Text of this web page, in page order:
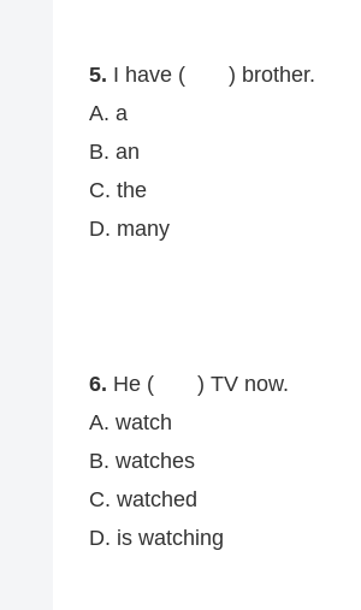
5. I have ( ) brother.
A. a
B. an
C. the
D. many
6. He ( ) TV now.
A. watch
B. watches
C. watched
D. is watching